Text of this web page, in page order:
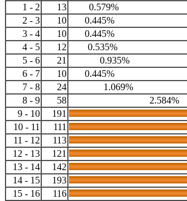
1 - 2
13
0.579%
2 - 3
10
0.445%
3 - 4
10
0.445%
4 - 5
12
0.535%
5 - 6
21
0.935%
6 - 7
10
0.445%
7 - 8
24
1.069%
8 - 9
58
2.584%
9 - 10
191
10 - 11
111
11 - 12
113
12 - 13
121
13 - 14
142
14 - 15
193
15 - 16
116